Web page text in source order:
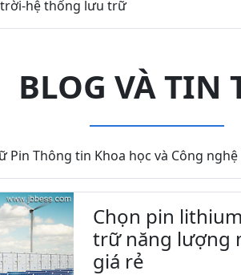
hệ thống lưu trữ
BLOG VÀ TIN
Pin Thông tin Khoa học và Công
Chọn pin
trữ năng lượng
giá rẻ